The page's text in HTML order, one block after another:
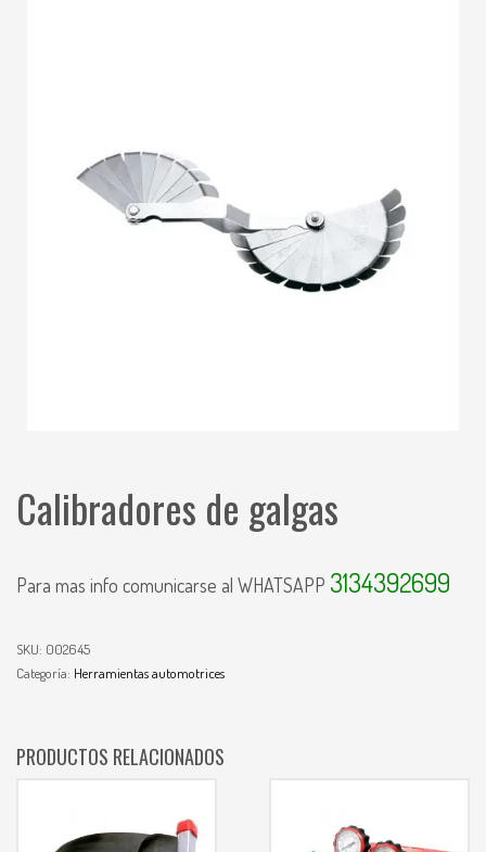
Calibradores de galgas
Para mas info comunicarse al WHATSAPP 3134392699
SKU: 002645
Categoría: Herramientas automotrices
PRODUCTOS RELACIONADOS